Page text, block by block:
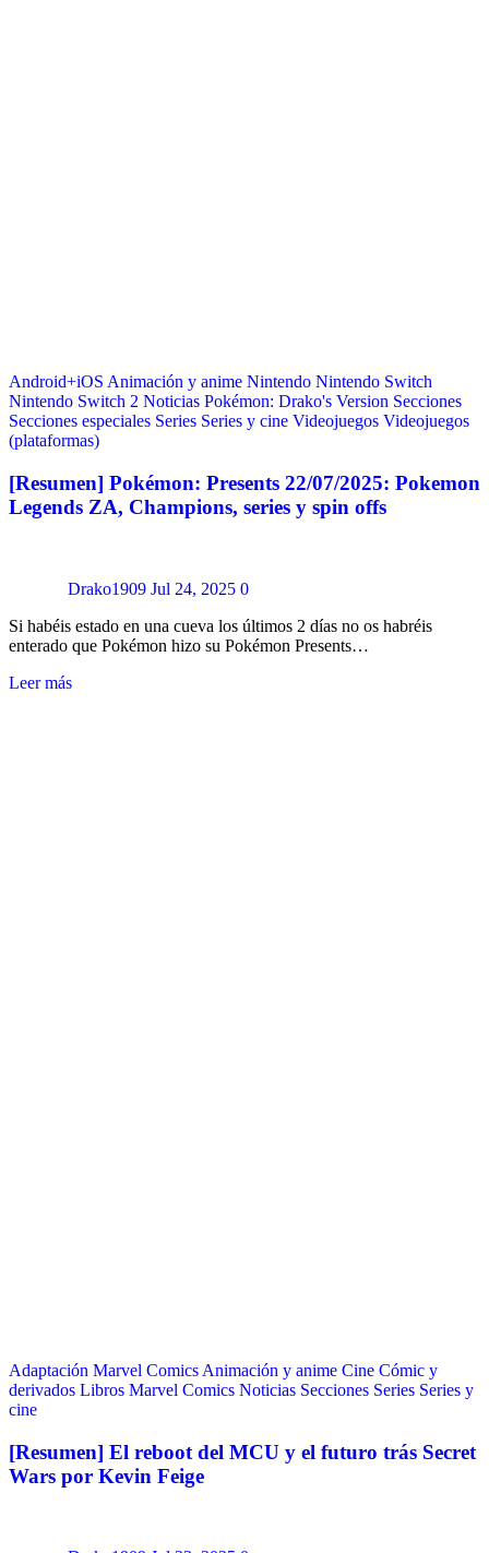
Android+iOS Animación y anime Nintendo Nintendo Switch
Nintendo Switch 2 Noticias Pokémon: Drako's Version Secciones
Secciones especiales Series Series y cine Videojuegos Videojuegos
(plataformas)
[Resumen] Pokémon: Presents 22/07/2025: Pokemon
Legends ZA, Champions, series y spin offs
Drako1909 Jul 24, 2025 0
Si habéis estado en una cueva los últimos 2 días no os habréis
enterado que Pokémon hizo su Pokémon Presents…
Leer más
Adaptación Marvel Comics Animación y anime Cine Cómic y
derivados Libros Marvel Comics Noticias Secciones Series Series y
cine
[Resumen] El reboot del MCU y el futuro trás Secret
Wars por Kevin Feige